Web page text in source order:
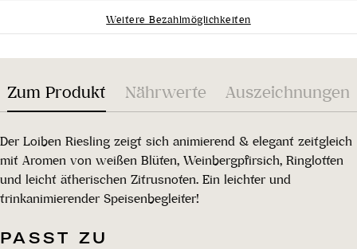
Weitere Bezahlmöglichkeiten
Zum Produkt Nährwerte Auszeichnungen
Der Loiben Riesling zeigt sich animierend & elegant zeitgleich
mit Aromen von weißen Blüten, Weinbergpfirsich, Ringlotten
und leicht ätherischen Zitrusnoten. Ein leichter und
trinkanimierender Speisenbegleiter!
PASST ZU